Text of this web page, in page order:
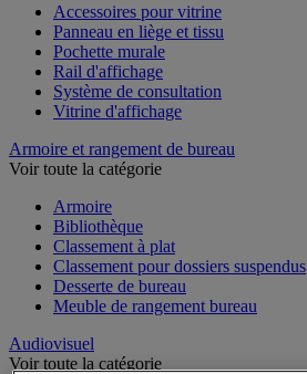
Accessoires pour vitrine
Panneau en liège et tissu
Pochette murale
Rail d'affichage
Système de consultation
Vitrine d'affichage
Armoire et rangement de bureau
Voir toute la catégorie
Armoire
Bibliothèque
Classement à plat
Classement pour dossiers suspendus
Desserte de bureau
Meuble de rangement bureau
Audiovisuel
Voir toute la catégorie